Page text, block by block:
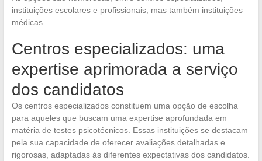
instituições escolares e profissionais, mas também instituições
médicas.
Centros especializados: uma
expertise aprimorada a serviço
dos candidatos
Os centros especializados constituem uma opção de escolha
para aqueles que buscam uma expertise aprofundada em
matéria de testes psicotécnicos. Essas instituições se destacam
pela sua capacidade de oferecer avaliações detalhadas e
rigorosas, adaptadas às diferentes expectativas dos candidatos.